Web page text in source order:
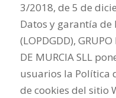
3/2018, de 5 de
Datos y garantía
(LOPDGDD),
DE MURCIA SLL
usuarios la Política
de cookies del sitio